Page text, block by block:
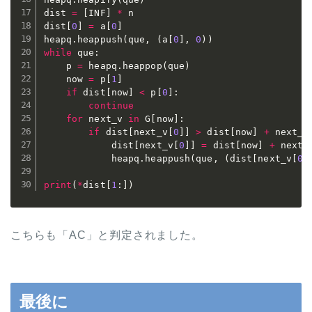
dist = INF * n
dist [0 = a 0
heapq . heappush ( que , ( a 0 , 0 ) )
while que :
    p
= heapq . heappop ( que )
    now
= p 1
if dist now < p 0
:
continue
for next_v in G now]
:
if
dist next_v 0 > dist now + next_v
            dist
next_v 0 = dist now +
            heapq
. heappush ( que , ( dist next_v [0
print ( *dist 1 : )
こちらも「AC」と判定されました。
最後に